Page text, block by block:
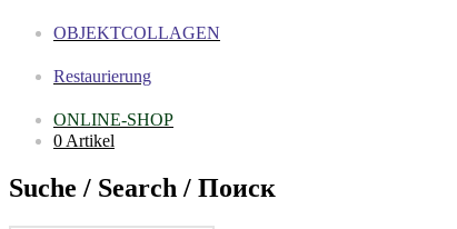
OBJEKTCOLLAGEN
Restaurierung
ONLINE-SHOP
0 Artikel
Suche / Search / Поиск